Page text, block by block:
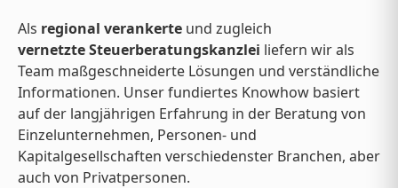
Als regional verankerte und zugleich
vernetzteSteuerberatungskanzlei liefern wir als
Team maßgeschneiderte Lösungen und verständliche
Informationen. Unser fundiertes Knowhow basiert
auf der langjährigen Erfahrung in der Beratung von
Einzelunternehmen, Personen- und
Kapitalgesellschaften verschiedenster Branchen, aber
auch von Privatpersonen.